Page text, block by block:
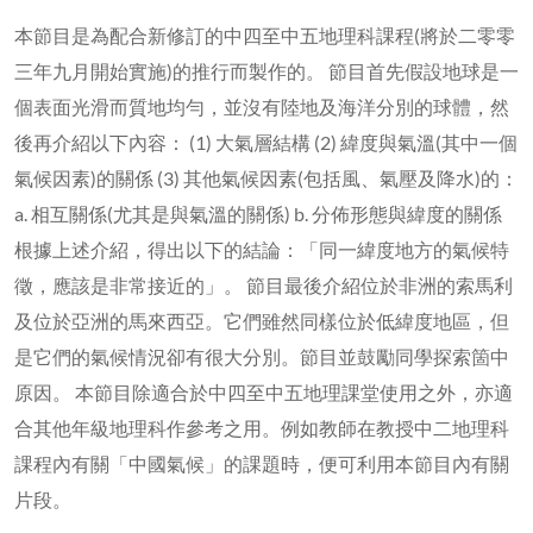
本節目是為配合新修訂的中四至中五地理科課程(將於二零零
三年九月開始實施)的推行而製作的。 節目首先假設地球是一
個表面光滑而質地均勻，並沒有陸地及海洋分別的球體，然
後再介紹以下內容： (1) 大氣層結構 (2) 緯度與氣溫(其中一個
氣候因素)的關係 (3) 其他氣候因素(包括風、氣壓及降水)的：
a. 相互關係(尤其是與氣溫的關係) b. 分佈形態與緯度的關係
根據上述介紹，得出以下的結論：「同一緯度地方的氣候特
徵，應該是非常接近的」。 節目最後介紹位於非洲的索馬利
及位於亞洲的馬來西亞。它們雖然同樣位於低緯度地區，但
是它們的氣候情況卻有很大分別。節目並鼓勵同學探索箇中
原因。 本節目除適合於中四至中五地理課堂使用之外，亦適
合其他年級地理科作參考之用。例如教師在教授中二地理科
課程內有關「中國氣候」的課題時，便可利用本節目內有關
片段。